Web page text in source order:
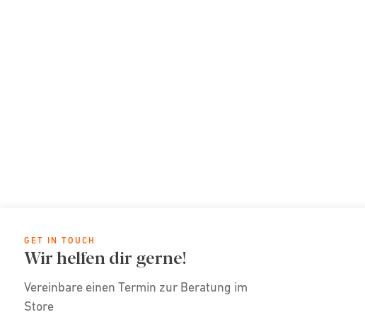
GET IN TOUCH
Wir helfen dir gerne!
Vereinbare einen Termin zur Beratung im
Store